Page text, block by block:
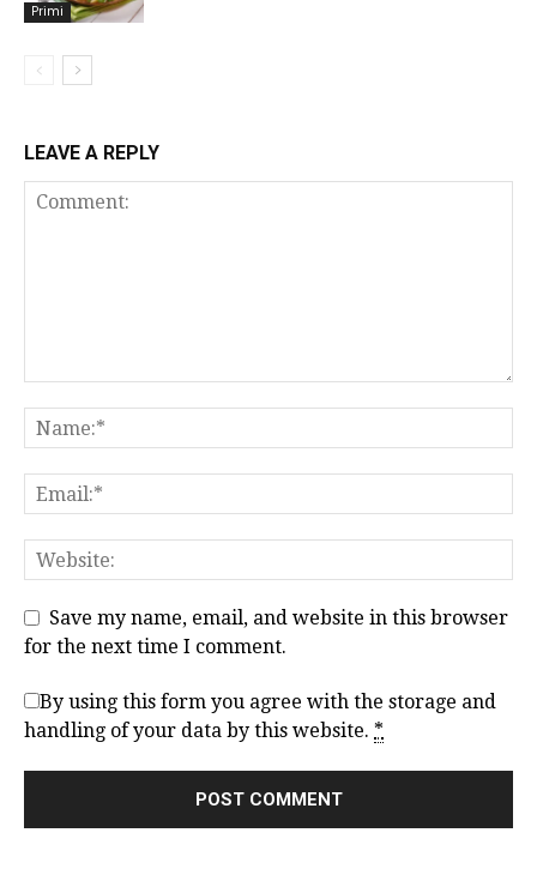
Primi
LEAVE A REPLY
Save my name, email, and website in this browser
for the next time I comment.
By using this form you agree with the storage and
handling of your data by this website. *